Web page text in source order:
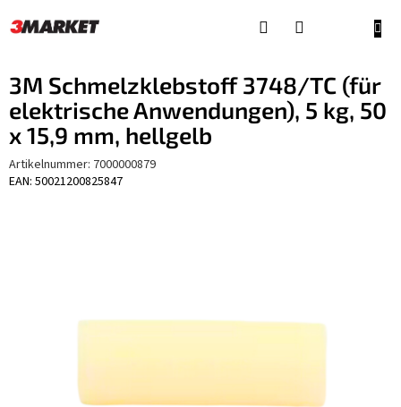
Inhalt
3M Schmelzklebstoff 3748/TC (für
elektrische Anwendungen), 5 kg, 50
x 15,9 mm, hellgelb
Artikelnummer: 7000000879
EAN: 50021200825847